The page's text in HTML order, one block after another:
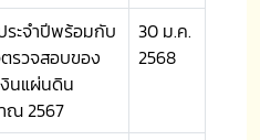
ระจำปีพร้อมกับ
รวจสอบของ
นแผ่นดิน
ณ 2567
30 ม.ค.
2568